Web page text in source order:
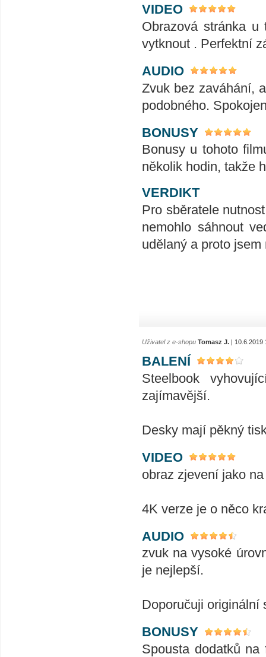
VIDEO
Obrazová stránka
vytknout . Perfektní
AUDIO
Zvuk bez zaváhání,
podobného.
BONUSY
Bonusy u tohoto
několik hodin, takže
VERDIKT
Pro sběratele
nemohlo sáhnout
udělaný a proto
Uživatel z e-shopu Tomasz J. | 10.6.2019
BALENÍ
Steelbook
zajímavější.
Desky mají pěkný
VIDEO
obraz zjevení jako
4K verze je o něco
AUDIO
zvuk na vysoké
je nejlepší.
Doporučuji originální
BONUSY
Spousta dodatků